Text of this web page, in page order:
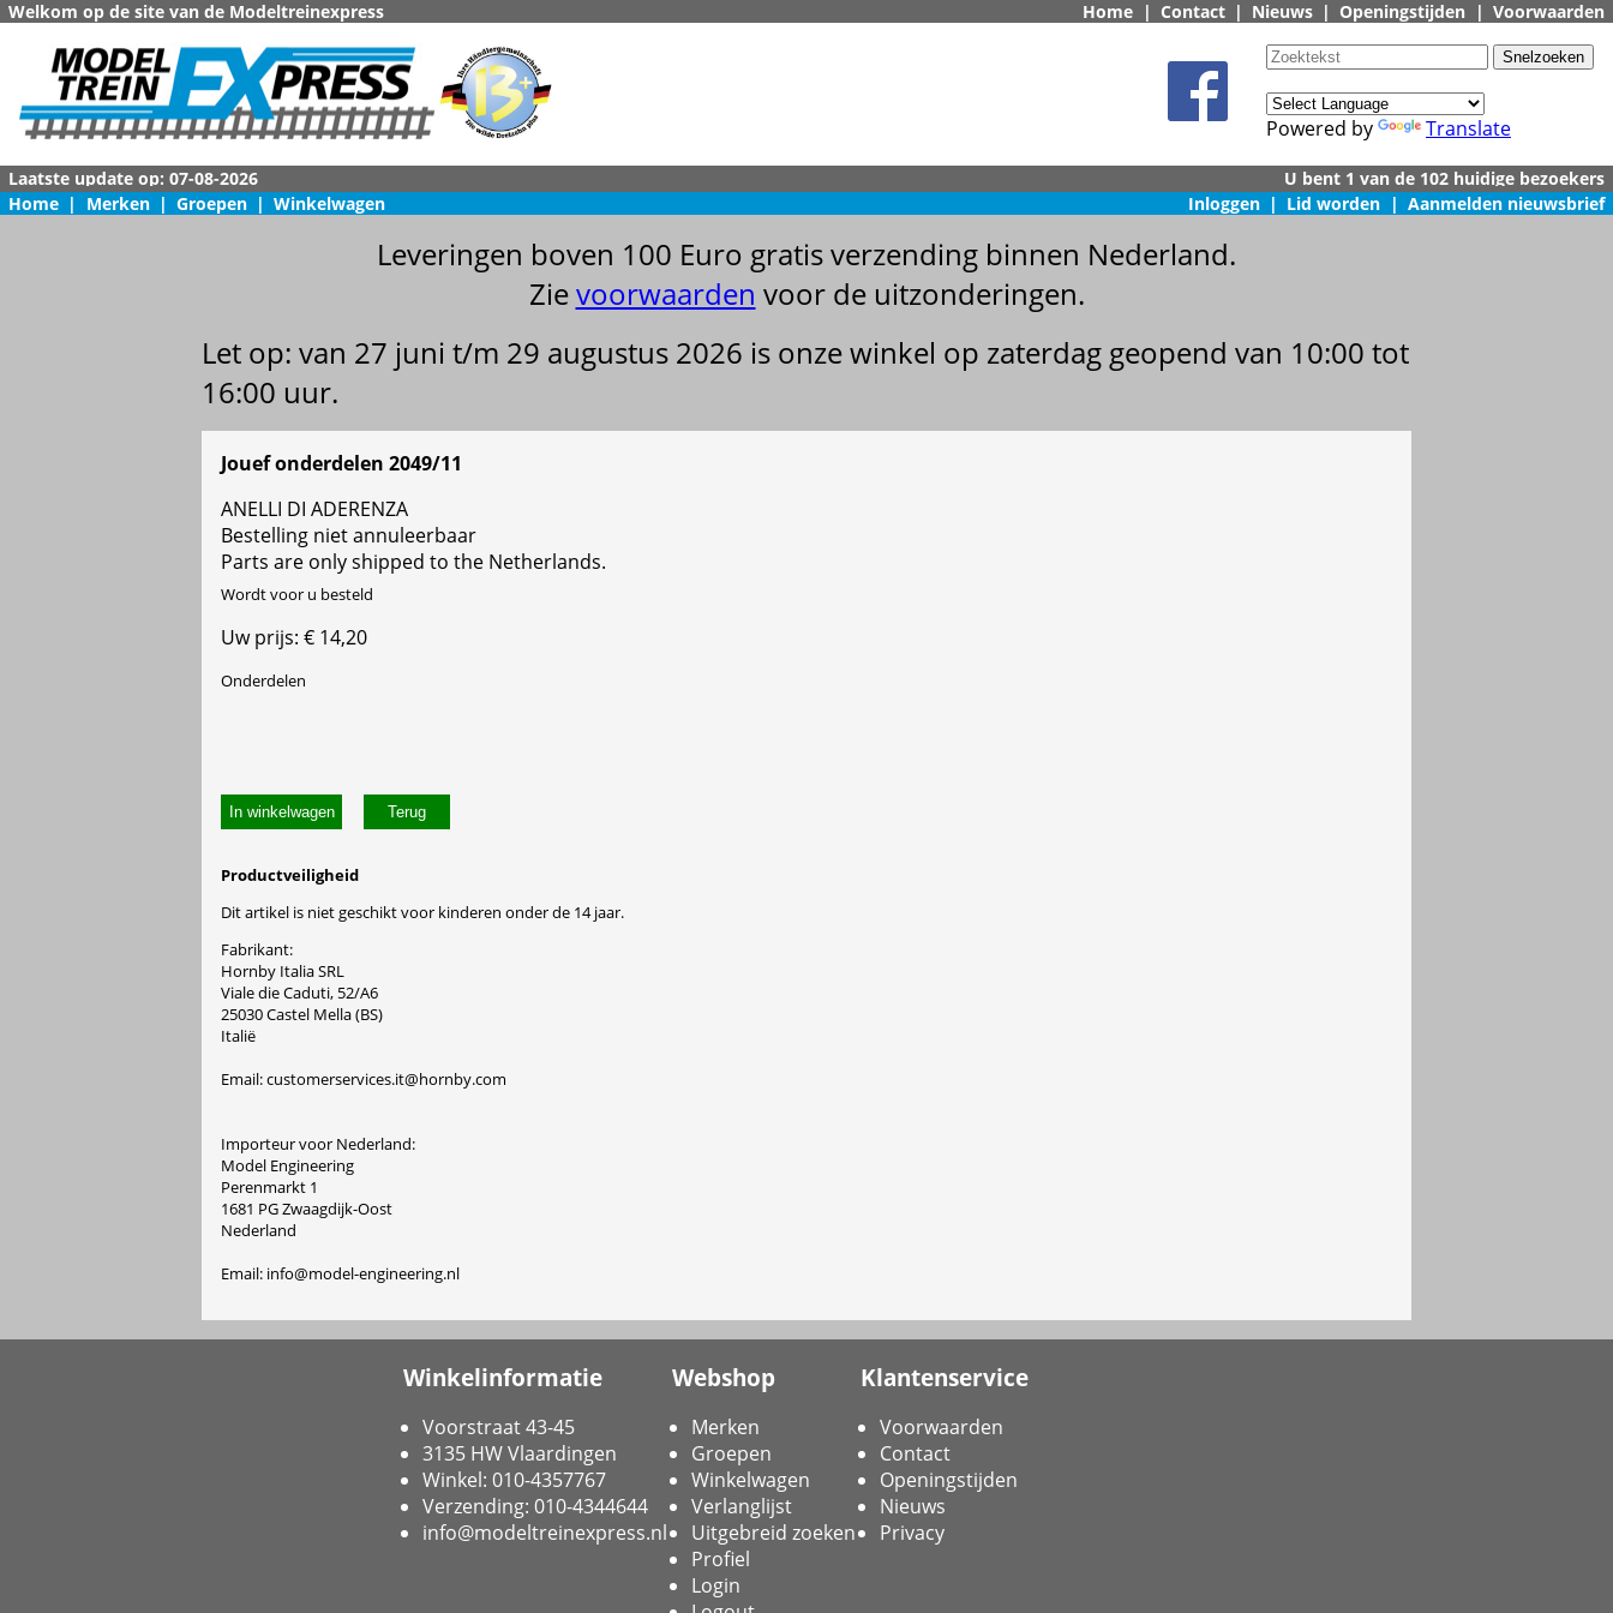
Welkom op de site van de Modeltreinexpress Home | Contact | Nieuws | Openingstijden | Voorwaarden
Powered by Translate
Home | Merken | Groepen | Winkelwagen Inloggen | Lid worden | Aanmelden nieuwsbrief
Leveringen boven 100 Euro gratis verzending binnen Nederland.
Zievoorwaarden voor de uitzonderingen.
Let op: van 27 juni t/m 29 augustus 2026 is onze winkel op zaterdag geopend van 10:00 tot
16:00 uur.
Jouef onderdelen 2049/11
ANELLI DI ADERENZA
Bestelling niet annuleerbaar
Parts are only shipped to the Netherlands.
Wordt voor u besteld
Uw prijs: € 14,20
Onderdelen
In winkelwagen
Productveiligheid
Dit artikel is niet geschikt voor kinderen onder de 14 jaar.
Fabrikant:
Hornby Italia SRL
Viale die Caduti, 52/A6
25030 Castel Mella (BS)
Italië
Email: customerservices.it@hornby.com
Importeur voor Nederland:
Model Engineering
Perenmarkt 1
1681 PG Zwaagdijk-Oost
Nederland
Email: info@model-engineering.nl
Winkelinformatie
Voorstraat 43-45
3135 HW Vlaardingen
Winkel: 010-4357767
Verzending: 010-4344644
info@modeltreinexpress.nl
Webshop
Merken
Groepen
Winkelwagen
Verlanglijst
Uitgebreid zoeken
Profiel
Login
Klantenservice
Voorwaarden
Contact
Openingstijden
Nieuws
Privacy